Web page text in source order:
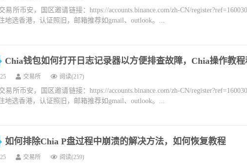
易所币安，国区邀请链接：https://accounts.binance.com/zh-CN/
地选香港，认证照旧，邮箱推荐如gmail、outlook。...
Chia钱包如何打开日志记录器以方便排查故障，Chia操作教
交易所 阅读(217)
易所币安，国区邀请链接：https://accounts.binance.com/zh-CN/
地选香港，认证照旧，邮箱推荐如gmail、outlook。...
如何排除Chia P盘过程中崩溃的解决方法，如何恢复教程
交易所 阅读(259)